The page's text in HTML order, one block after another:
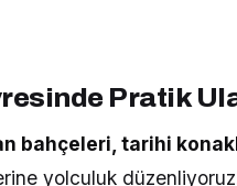
Pratik
bahçeleri, tarihi
yolculuk